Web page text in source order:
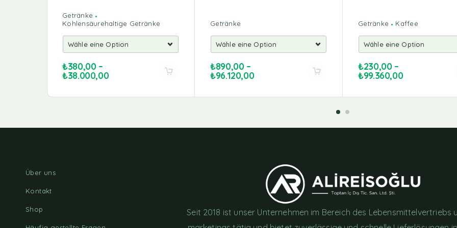
Getränke
Kohlensäurehaltige Getränke
₺380,00 –
₺38.000,00
Getränke
₺890,00 –
₺96.120,00
Getränke Kaffee
₺230,00 –
₺99.360,00
Über uns
Kontakt
Shop
Seit 2018 ist unser Unternehmen im Bereich des Lebensmittelvertriebs